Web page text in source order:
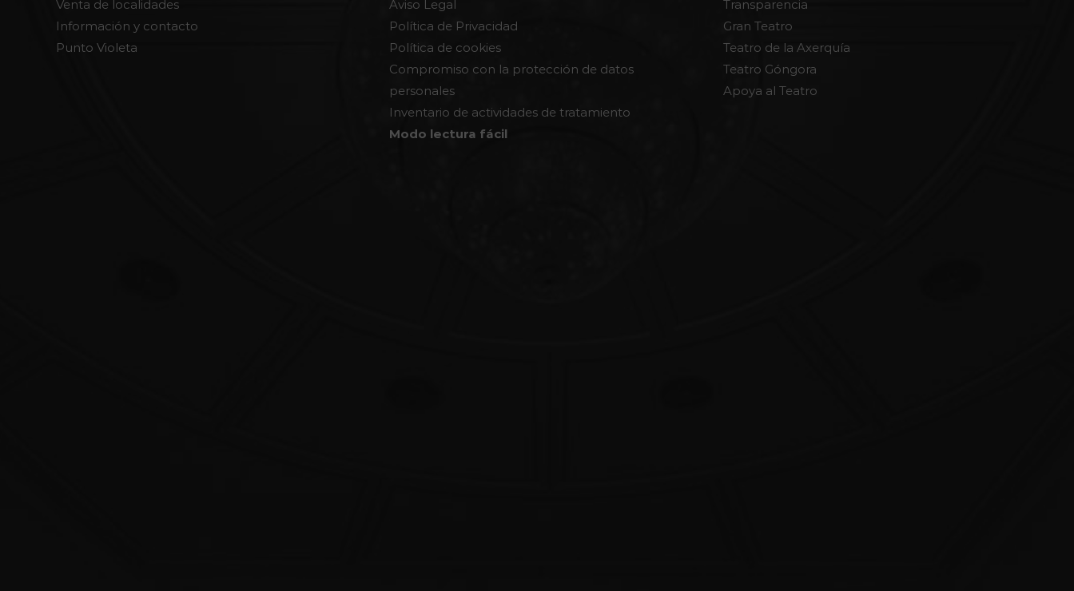
Venta de localidades
Información y contacto
Punto Violeta
Aviso Legal
Política de Privacidad
Política de cookies
Compromiso con la protección de datos
personales
Inventario de actividades de tratamiento
Modo lectura fácil
Transparencia
Gran Teatro
Teatro de la Axerquía
Teatro Góngora
Apoya al Teatro